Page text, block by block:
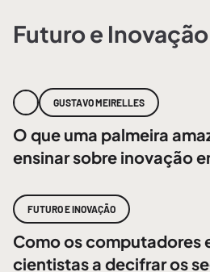
Futuro e Inovação
GUSTAVO MEIRELLES
O que uma palmeira
ensinar sobre inovação
FUTURO E INOVAÇÃO
Como os computadores
cientistas a decifrar os